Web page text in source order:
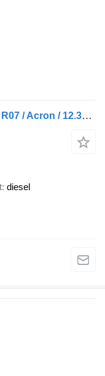
Mercedes-Benz Tourismo 15RHD / R07 / Acron / 12.3m / Full Option
diesel